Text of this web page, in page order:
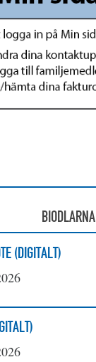
BIODLARNA
(DIGITALT)